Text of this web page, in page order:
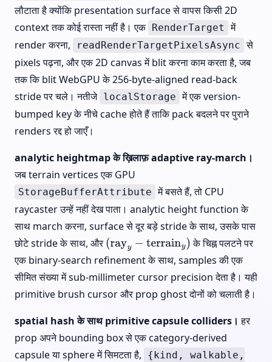
लौटाता है क्योंकि presentation surface से वापस किसी 2D
context तक कोई रास्ता नहीं है। एक RenderTarget में
render करना,
readRenderTargetPixelsAsync से
pixels पढ़ना, और एक 2D canvas में blit करना काम करता है, जब
तक कि blit WebGPU के 256-byte-aligned read-back
stride पर चले। नतीजे localStorage में एक version-
bumped key के नीचे cache होते हैं ताकि pack बदलने पर पुराने
renders रद्द हो जाएँ।
analytic heightmap के ख़िलाफ़ adaptive ray-march।
जब terrain vertices एक GPU
StorageBufferAttribute में बसते हैं, तो CPU
raycaster उन्हें नहीं देख पाता। analytic height function के
साथ march करना, surface से दूर बड़े stride के साथ, उसके पास
छोटे stride के साथ, और(rayy− terrainy)
के चिह्न पलटने पर
एक binary-search refinement के साथ, samples की एक
सीमित संख्या में sub-millimeter cursor precision देता है। यही
primitive brush cursor और prop ghost दोनों को चलाती है।
spatial hash के साथ primitive capsule colliders। हर
prop अपने bounding box से एक category-derived
capsule या sphere में सिमटता है,
{kind, walkable,